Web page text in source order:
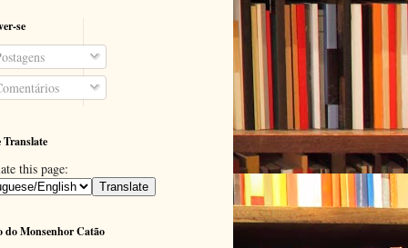
se
Translate
this page:
do Monsenhor Catão